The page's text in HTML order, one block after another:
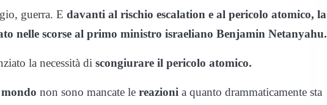
guerra. E davanti al rischio escalation e al pericolo atomico, la
nelle scorse al primo ministro israeliano Benjamin Netanyahu.
la necessità di scongiurare il pericolo atomico.
non sono mancate le reazioni a quanto drammaticamente sta